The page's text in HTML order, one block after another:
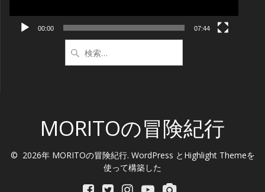
00:00 07:44
索:
MORITOの冒険紀行
© 2026年 MORITOの冒険紀行. WordPress と Highlight Themeを
使って構築した